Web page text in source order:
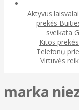
Aktyvus
prekės
sveikata
Kitos prekės
Telefonų
Virtuvės
marka